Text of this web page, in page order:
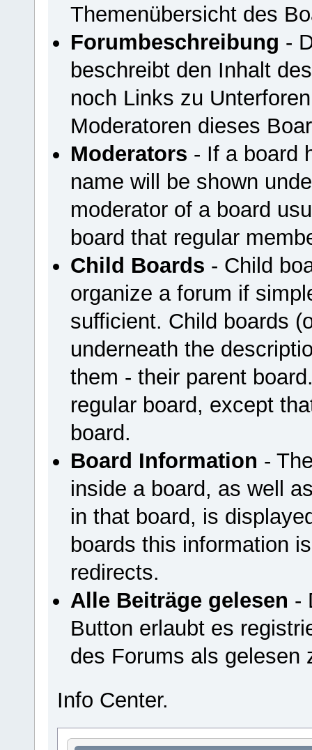
Themenübersicht des
Forumbeschreibung -
beschreibt den Inhalt
noch Links zu
Moderatoren dieses
Moderators - If a board
name will be shown
moderator of a board
board that regular
Child Boards - Child
organize a forum if
sufficient. Child boards
underneath the
them - their parent
regular board, except
board.
Board Information -
inside a board, as well
in that board, is
boards this information
redirects.
Alle Beiträge gelesen -
Button erlaubt es
des Forums als gelesen
Info Center.